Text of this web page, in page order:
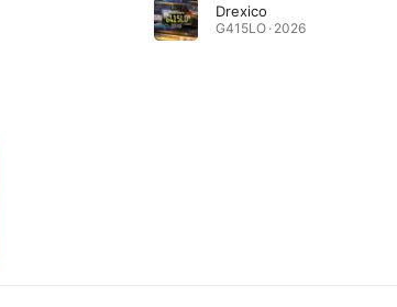
Drexico
G415LO · 2026